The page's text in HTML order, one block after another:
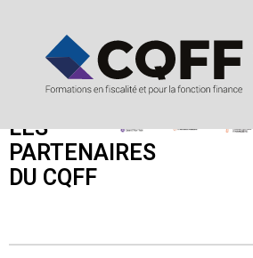
LES
PARTENAIRES
DU CQFF